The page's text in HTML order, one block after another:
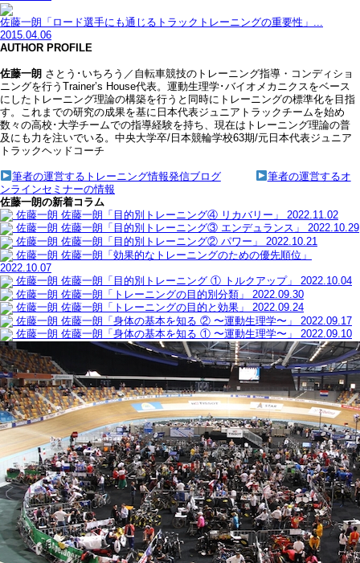
佐藤一朗「ロード選手にも通じるトラックトレーニングの重要性」...
2015.04.06
AUTHOR PROFILE
佐藤一朗 さとう･いちろう／自転車競技のトレーニング指導・コンディショ
ニングを行うTrainer’s House代表。運動生理学･バイオメカニクスをベース
にしたトレーニング理論の構築を行うと同時にトレーニングの標準化を目指
す。これまでの研究の成果を基に日本代表ジュニアトラックチームを始め
数々の高校･大学チームでの指導経験を持ち、現在はトレーニング理論の普
及にも力を注いでいる。中央大学卒/日本競輪学校63期/元日本代表ジュニア
トラックヘッドコーチ
筆者の運営するトレーニング情報発信ブログ
筆者の運営するオ
ンラインセミナーの情報
佐藤一朗の新着コラム
佐藤一朗 佐藤一朗「目的別トレーニング④ リカバリー」
2022.11.02
佐藤一朗 佐藤一朗「目的別トレーニング③ エンデュランス」
2022.10.29
佐藤一朗 佐藤一朗「目的別トレーニング② パワー」
2022.10.21
佐藤一朗 佐藤一朗「効果的なトレーニングのための優先順位」
2022.10.07
佐藤一朗 佐藤一朗「目的別トレーニング ① トルクアップ」
2022.10.04
佐藤一朗 佐藤一朗「トレーニングの目的別分類」
2022.09.30
佐藤一朗 佐藤一朗「トレーニングの目的と効果」
2022.09.24
佐藤一朗 佐藤一朗「身体の基本を知る ② 〜運動生理学〜」
2022.09.17
佐藤一朗 佐藤一朗「身体の基本を知る ① 〜運動生理学〜」 2022.09.10